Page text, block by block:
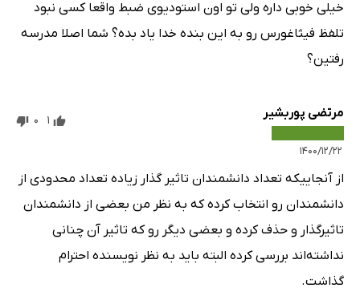
خیلی خوبی داره ولی تو اون استودیوی ضبط واقعا کسی نبود
تلفظ فیثاغورس رو به این بنده خدا یاد بده؟ شما اصلا مدرسه
رفتین؟
مرتضی پوربشیر
۱۴۰۰/۱۲/۲۲
1
0
از آنجاییکه تعداد دانشمندان تاثیر گذار زیاده تعداد محدودی از
دانشمندان رو انتخاب کرده که به نظر من بعضی از دانشمندان
تاثیرگذار و حذف کرده و بعضی دیگر رو که تاثیر آن چنانی
نداشته‌اند بررسی کرده البته باید به نظر نویسنده احترام
گذاشت.